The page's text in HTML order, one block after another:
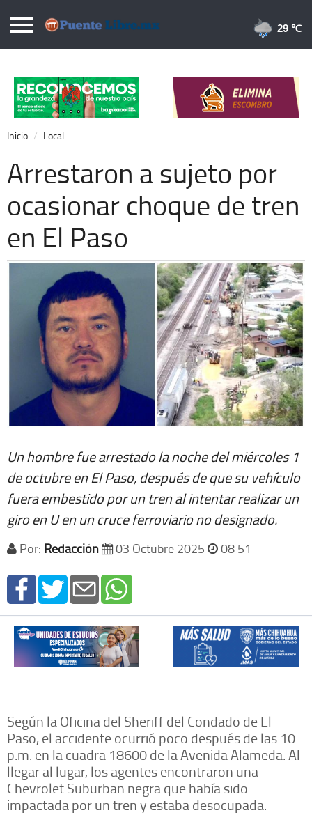
Puentelibre.mx
Local
Nacional
Opinión
Cronos
Economía
Espectáculos
29 ℃
Inicio Local
Arrestaron a sujeto por
ocasionar choque de tren
en El Paso
Un hombre fue arrestado la noche del miércoles 1
de octubre en El Paso, después de que su vehículo
fuera embestido por un tren al intentar realizar un
giro en U en un cruce ferroviario no designado.
Por: Redacción 03 Octubre 2025 08 51
Según la Oficina del Sheriff del Condado de El
Paso, el accidente ocurrió poco después de las 10
p.m. en la cuadra 18600 de la Avenida Alameda. Al
llegar al lugar, los agentes encontraron una
Chevrolet Suburban negra que había sido
impactada por un tren y estaba desocupada.